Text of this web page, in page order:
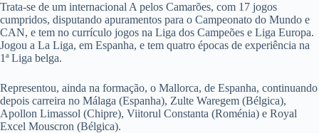
Trata-se de um internacional A pelos Camarões, com 17 jogos
cumpridos, disputando apuramentos para o Campeonato do Mundo e
CAN, e tem no currículo jogos na Liga dos Campeões e Liga Europa.
Jogou a La Liga, em Espanha, e tem quatro épocas de experiência na
1ª Liga belga.
Representou, ainda na formação, o Mallorca, de Espanha, continuando
depois carreira no Málaga (Espanha), Zulte Waregem (Bélgica),
Apollon Limassol (Chipre), Viitorul Constanta (Roménia) e Royal
Excel Mouscron (Bélgica).